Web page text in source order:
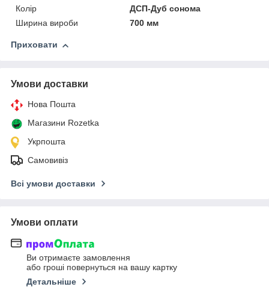
Колір
ДСП-Дуб сонома
Ширина вироби
700 мм
Приховати
Умови доставки
Нова Пошта
Магазини Rozetka
Укрпошта
Самовивіз
Всі умови доставки
Умови оплати
Ви отримаєте замовлення
або гроші повернуться на вашу картку
Детальніше